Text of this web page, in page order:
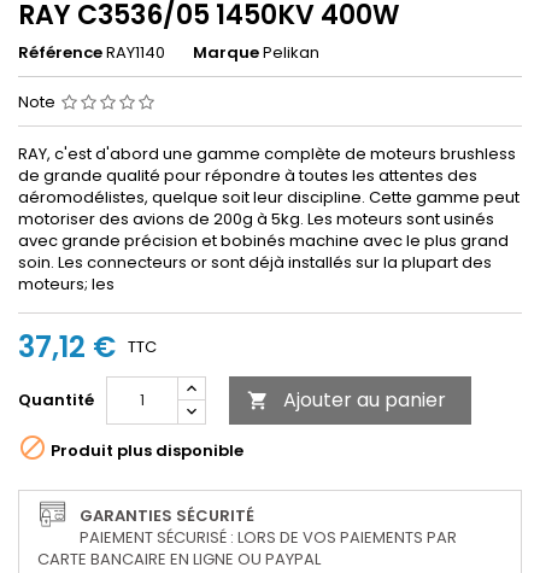
RAY C3536/05 1450KV 400W
RéférenceRAY1140 MarquePelikan
Note
RAY, c'est d'abord une gamme complète de moteurs brushless
de grande qualité pour répondre à toutes les attentes des
aéromodélistes, quelque soit leur discipline. Cette gamme peut
motoriser des avions de 200g à 5kg. Les moteurs sont usinés
avec grande précision et bobinés machine avec le plus grand
soin. Les connecteurs or sont déjà installés sur la plupart des
moteurs; les
37,12 € TTC
Quantité  Ajouter au panier
 Produit plus disponible
GARANTIES SÉCURITÉ
PAIEMENT SÉCURISÉ : LORS DE VOS PAIEMENTS PAR
CARTE BANCAIRE EN LIGNE OU PAYPAL